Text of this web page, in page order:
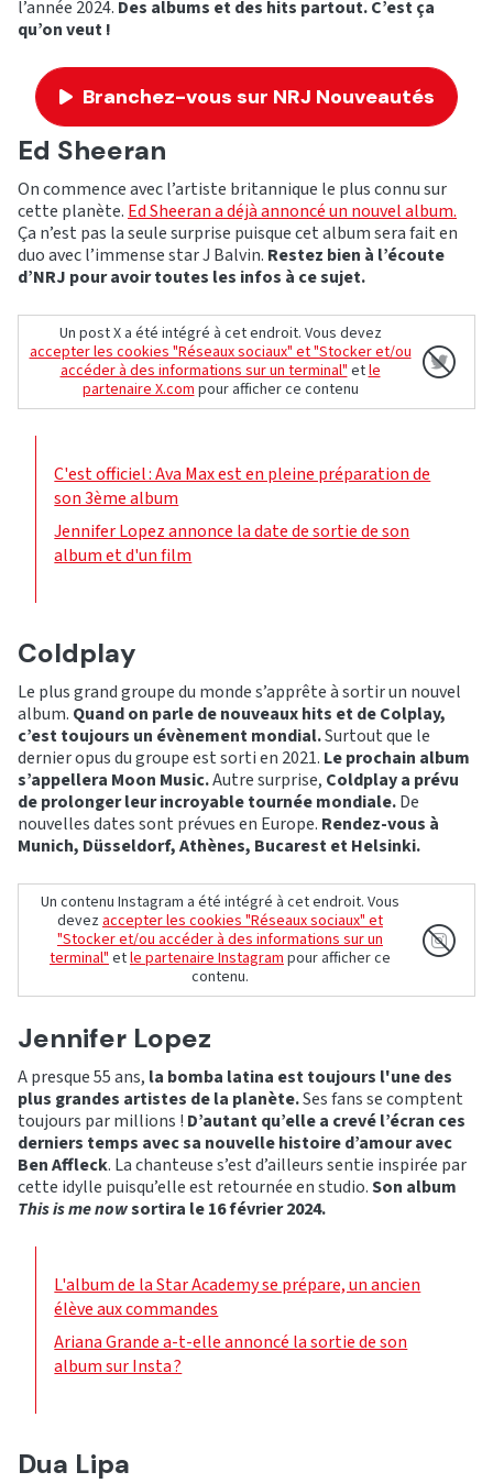
l’année 2024. Des albums et des hits partout. C’est ça
qu’on veut !
Branchez-vous sur NRJ Nouveautés
Ed Sheeran
On commence avec l’artiste britannique le plus connu sur
cette planète. Ed Sheeran a déjà annoncé un nouvel album.
Ça n’est pas la seule surprise puisque cet album sera fait en
duo avec l’immense star J Balvin. Restez bien à l’écoute
d’NRJ pour avoir toutes les infos à ce sujet.
Un post X a été intégré à cet endroit. Vous devez
accepter les cookies "Réseaux sociaux" et "Stocker et/ou
accéder à des informations sur un terminal"etle
partenaire X.compour afficher ce contenu
C'est officiel : Ava Max est en pleine préparation de
son 3ème album
Jennifer Lopez annonce la date de sortie de son
album et d'un film
Coldplay
Le plus grand groupe du monde s’apprête à sortir un nouvel
album. Quand on parle de nouveaux hits et de Colplay,
c’est toujours un évènement mondial.Surtout que le
dernier opus du groupe est sorti en 2021. Le prochain album
s’appellera Moon Music.Autre surprise, Coldplay a prévu
de prolonger leur incroyable tournée mondiale.De
nouvelles dates sont prévues en Europe. Rendez-vous à
Munich, Düsseldorf, Athènes, Bucarest et Helsinki.
Un contenu Instagram a été intégré à cet endroit. Vous
devezaccepter les cookies "Réseaux sociaux" et
"Stocker et/ou accéder à des informations sur un
terminal"etle partenaire Instagrampour afficher ce
contenu.
Jennifer Lopez
A presque 55 ans, la bomba latina est toujours l'une des
plus grandes artistes de la planète.Ses fans se comptent
toujours par millions ! D’autant qu’elle a crevé l’écran ces
derniers temps avec sa nouvelle histoire d’amour avec
Ben Affleck. La chanteuse s’est d’ailleurs sentie inspirée par
cette idylle puisqu’elle est retournée en studio.Son album
This is me nowsortira le 16 février 2024.
L'album de la Star Academy se prépare, un ancien
élève aux commandes
Ariana Grande a-t-elle annoncé la sortie de son
album sur Insta ?
Dua Lipa